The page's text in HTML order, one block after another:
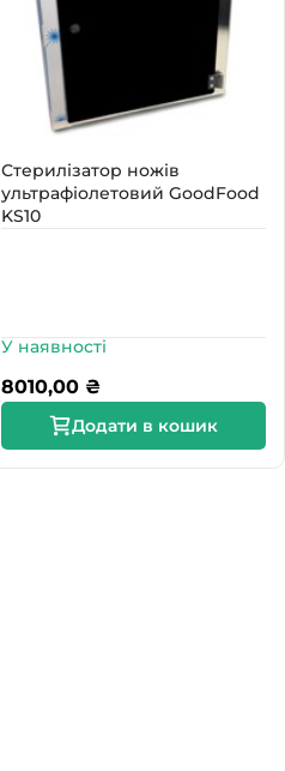
Стерилізатор ножів
ультрафіолетовий GoodFood
KS10
У наявності
8010,00 ₴
Додати в кошик